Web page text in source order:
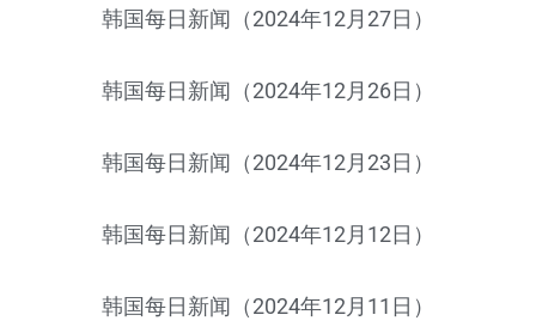
韩国每日新闻（2024年12月27日）
韩国每日新闻（2024年12月26日）
韩国每日新闻（2024年12月23日）
韩国每日新闻（2024年12月12日）
韩国每日新闻（2024年12月11日）